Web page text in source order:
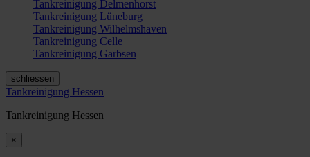
Tankreinigung Delmenhorst
Tankreinigung Lüneburg
Tankreinigung Wilhelmshaven
Tankreinigung Celle
Tankreinigung Garbsen
schliessen
Tankreinigung Hessen
Tankreinigung Hessen
×